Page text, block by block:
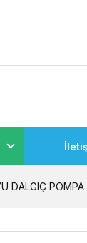
DALGIÇ POMPA